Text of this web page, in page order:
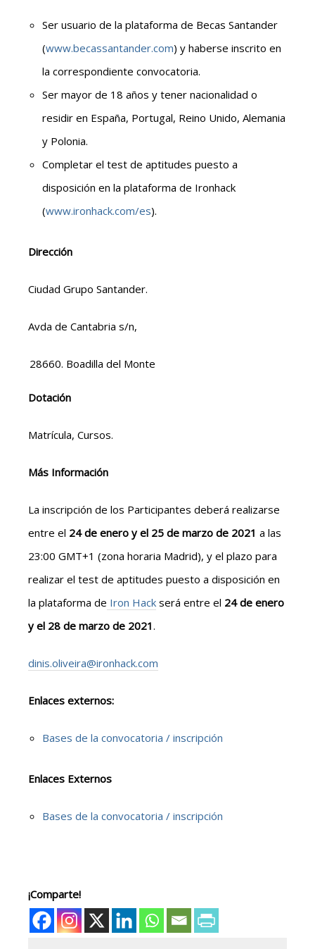
Ser usuario de la plataforma de Becas Santander
(www.becassantander.com) y haberse inscrito en
la correspondiente convocatoria.
Ser mayor de 18 años y tener nacionalidad o
residir en España, Portugal, Reino Unido, Alemania
y Polonia.
Completar el test de aptitudes puesto a
disposición en la plataforma de Ironhack
(www.ironhack.com/es).
Dirección
Ciudad Grupo Santander.
Avda de Cantabria s/n,
Boadilla del Monte
Dotación
Matrícula, Cursos.
Más Información
La inscripción de los Participantes deberá realizarse
entre el 24 de enero y el 25 de marzo de 2021 a las
23:00 GMT+1 (zona horaria Madrid), y el plazo para
realizar el test de aptitudes puesto a disposición en
la plataforma de Iron Hack será entre el 24 de enero
y el 28 de marzo de 2021.
dinis.oliveira@ironhack.com
Enlaces externos:
Bases de la convocatoria / inscripción
Enlaces Externos
Bases de la convocatoria / inscripción
¡Comparte!